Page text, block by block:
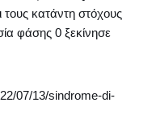
κατάντη στόχους
φάσης 0 ξεκίνησε
07/13/sindrome-di-